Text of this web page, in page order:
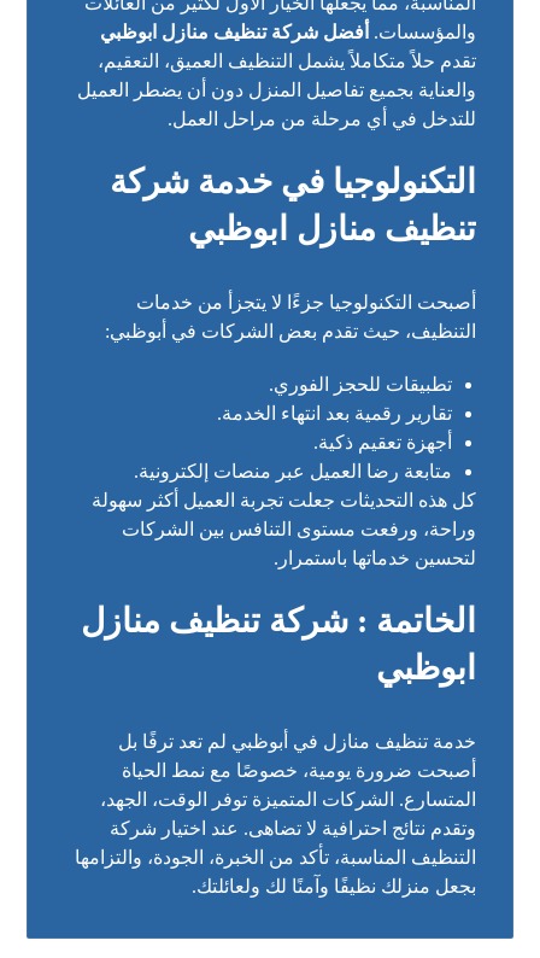
والمؤسسات. أفضل شركة تنظيف منازل ابوظبي
تقدم حلاً متكاملاً يشمل التنظيف العميق، التعقيم،
والعناية بجميع تفاصيل المنزل دون أن يضطر العميل
للتدخل في أي مرحلة من مراحل العمل.
التكنولوجيا في خدمة شركة
تنظيف منازل ابوظبي
أصبحت التكنولوجيا جزءًا لا يتجزأ من خدمات
التنظيف، حيث تقدم بعض الشركات في أبوظبي:
تطبيقات للحجز الفوري.
تقارير رقمية بعد انتهاء الخدمة.
أجهزة تعقيم ذكية.
متابعة رضا العميل عبر منصات إلكترونية.
كل هذه التحديثات جعلت تجربة العميل أكثر سهولة
وراحة، ورفعت مستوى التنافس بين الشركات
لتحسين خدماتها باستمرار.
الخاتمة : شركة تنظيف منازل
ابوظبي
خدمة تنظيف منازل في أبوظبي لم تعد ترفًا بل
أصبحت ضرورة يومية، خصوصًا مع نمط الحياة
المتسارع. الشركات المتميزة توفر الوقت، الجهد،
وتقدم نتائج احترافية لا تضاهى. عند اختيار شركة
التنظيف المناسبة، تأكد من الخبرة، الجودة، والتزامها
بجعل منزلك نظيفًا وآمنًا لك ولعائلتك.